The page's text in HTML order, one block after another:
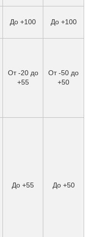
До +100 До +100
От -20 до
+55
От -50 до
+50
До +55 До +50